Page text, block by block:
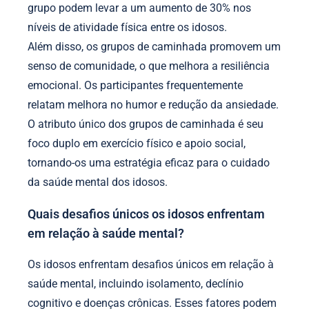
grupo podem levar a um aumento de 30% nos
níveis de atividade física entre os idosos.
Além disso, os grupos de caminhada promovem um
senso de comunidade, o que melhora a resiliência
emocional. Os participantes frequentemente
relatam melhora no humor e redução da ansiedade.
O atributo único dos grupos de caminhada é seu
foco duplo em exercício físico e apoio social,
tornando-os uma estratégia eficaz para o cuidado
da saúde mental dos idosos.
Quais desafios únicos os idosos enfrentam
em relação à saúde mental?
Os idosos enfrentam desafios únicos em relação à
saúde mental, incluindo isolamento, declínio
cognitivo e doenças crônicas. Esses fatores podem